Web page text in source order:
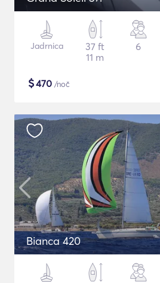
Jadrnica
37 ft
11 m
6
$470 /noč
Bianca 420